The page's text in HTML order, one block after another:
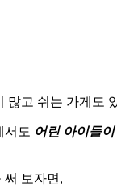
고 쉬는 가게도
서도 어린 아이들
써 보자면,